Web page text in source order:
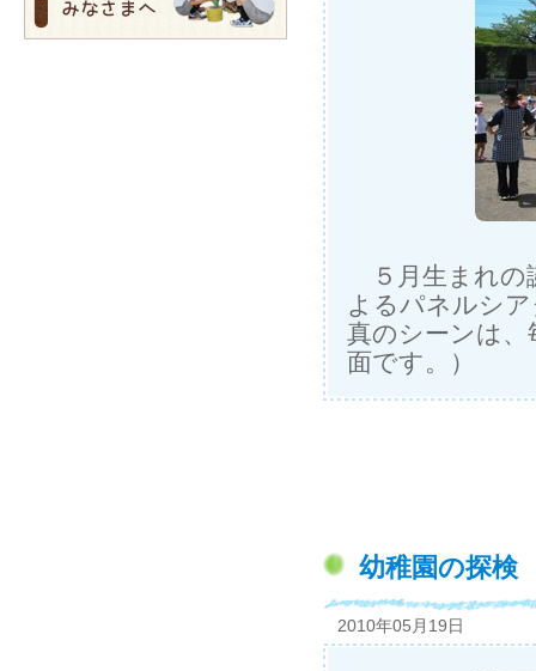
５月生まれの
よるパネルシ
真のシーンは、
面です。）
幼稚園の探検
2010年05月19日